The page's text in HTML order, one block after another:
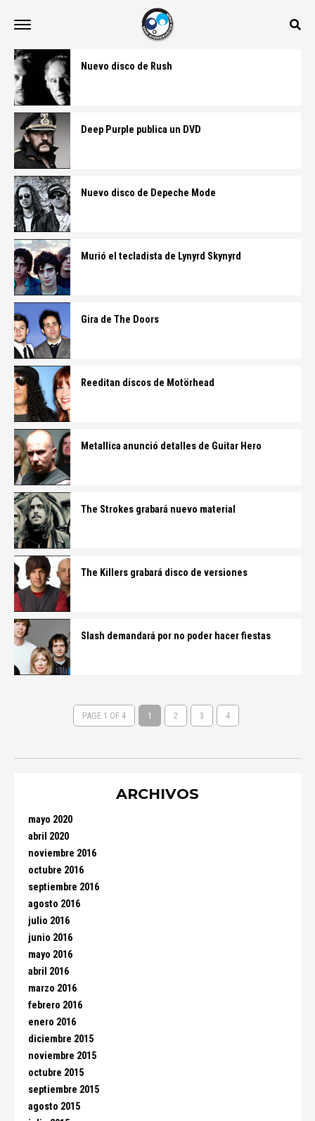
Nuevo disco de Rush
Deep Purple publica un DVD
Nuevo disco de Depeche Mode
Murió el tecladista de Lynyrd Skynyrd
Gira de The Doors
Reeditan discos de Motörhead
Metallica anunció detalles de Guitar Hero
The Strokes grabará nuevo material
The Killers grabará disco de versiones
Slash demandará por no poder hacer fiestas
PAGE 1 OF 4 1 2 3 4
ARCHIVOS
mayo 2020
abril 2020
noviembre 2016
octubre 2016
septiembre 2016
agosto 2016
julio 2016
junio 2016
mayo 2016
abril 2016
marzo 2016
febrero 2016
enero 2016
diciembre 2015
noviembre 2015
octubre 2015
septiembre 2015
agosto 2015